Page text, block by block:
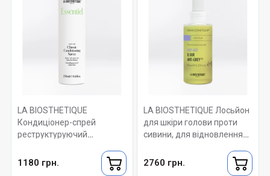
LA BIOSTHETIQUE
Кондиціонер-спрей
реструктуруючий
Classic Conditioning Spray
1180 грн.
LA BIOSTHETIQUE Лосьйон
для шкіри голови проти
сивини, для відновлення
пігменту у волоссі. Anti-
Age Elixir Anti-Grey 95 мл
2760 грн.